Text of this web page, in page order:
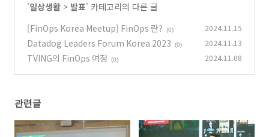
'일상생활 > 발표' 카테고리의 다른 글
[FinOps Korea Meetup] FinOps 란?
(0) 2024.11.15
Datadog Leaders Forum Korea 2023 (0) 2024.11.13
TVING의 FinOps 여정 (0) 2024.11.08
관련글